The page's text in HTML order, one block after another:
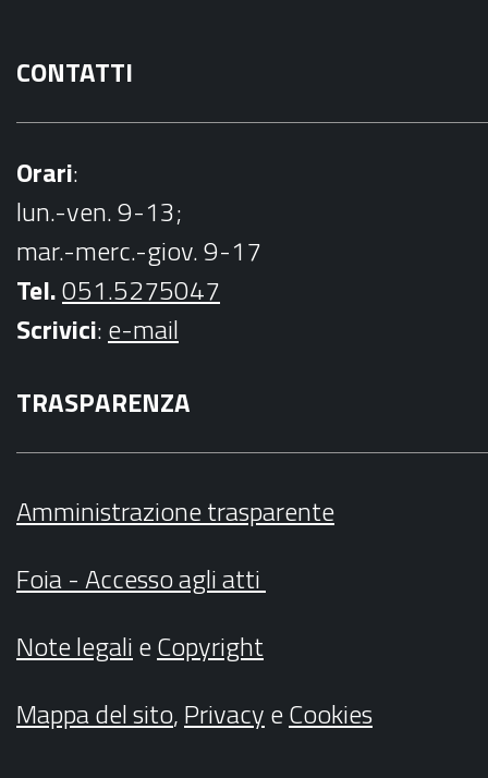
CONTATTI
Orari:
lun.-ven. 9-13;
mar.-merc.-giov. 9-17
Tel.051.5275047
Scrivici:e-mail
TRASPARENZA
Amministrazione trasparente
Foia - Accesso agli atti
Note legalieCopyright
Mappa del sito,PrivacyeCookies